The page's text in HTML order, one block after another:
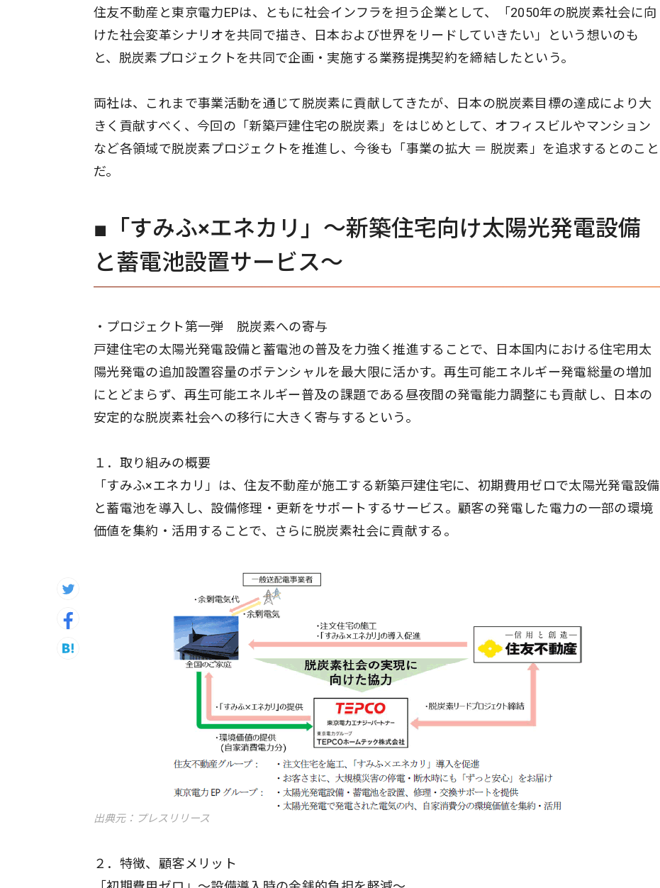
住友不動産と東京電力EPは、ともに社会インフラを担う企業として、「2050年の脱炭素社会に向
けた社会変革シナリオを共同で描き、日本および世界をリードしていきたい」という想いのも
と、脱炭素プロジェクトを共同で企画・実施する業務提携契約を締結したという。
両社は、これまで事業活動を通じて脱炭素に貢献してきたが、日本の脱炭素目標の達成により大
きく貢献すべく、今回の「新築戸建住宅の脱炭素」をはじめとして、オフィスビルやマンション
など各領域で脱炭素プロジェクトを推進し、今後も「事業の拡大 ＝ 脱炭素」を追求するとのこと
だ。
■「すみふ×エネカリ」～新築住宅向け太陽光発電設備
と蓄電池設置サービス～
・プロジェクト第一弾 脱炭素への寄与
戸建住宅の太陽光発電設備と蓄電池の普及を力強く推進することで、日本国内における住宅用太
陽光発電の追加設置容量のポテンシャルを最大限に活かす。再生可能エネルギー発電総量の増加
にとどまらず、再生可能エネルギー普及の課題である昼夜間の発電能力調整にも貢献し、日本の
安定的な脱炭素社会への移行に大きく寄与するという。
１．取り組みの概要
「すみふ×エネカリ」は、住友不動産が施工する新築戸建住宅に、初期費用ゼロで太陽光発電設備
と蓄電池を導入し、設備修理・更新をサポートするサービス。顧客の発電した電力の一部の環境
価値を集約・活用することで、さらに脱炭素社会に貢献する。
出典元：プレスリリース
２．特徴、顧客メリット